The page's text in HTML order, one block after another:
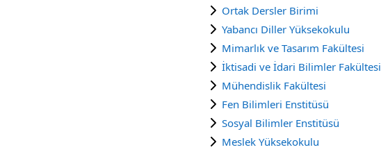
Ortak Dersler Birimi
Yabancı Diller Yüksekokulu
Mimarlık ve Tasarım Fakültesi
İktisadi ve İdari Bilimler Fakültesi
Mühendislik Fakültesi
Fen Bilimleri Enstitüsü
Sosyal Bilimler Enstitüsü
Meslek Yüksekokulu